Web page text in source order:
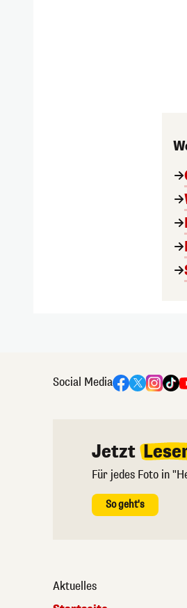
Social Media
Jetzt
Für jedes Foto in
So geht's
Aktuelles